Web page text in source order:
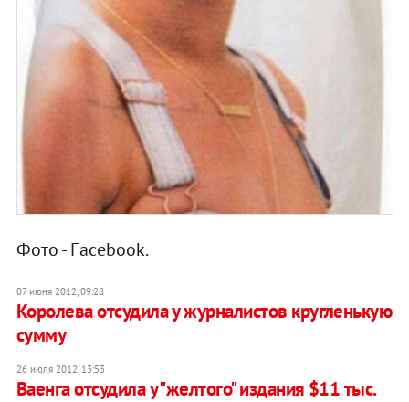
Фото - Facebook.
07 июня 2012, 09:28
Королева отсудила у журналистов кругленькую
сумму
26 июля 2012, 13:53
Ваенга отсудила у "желтого" издания $11 тыс.